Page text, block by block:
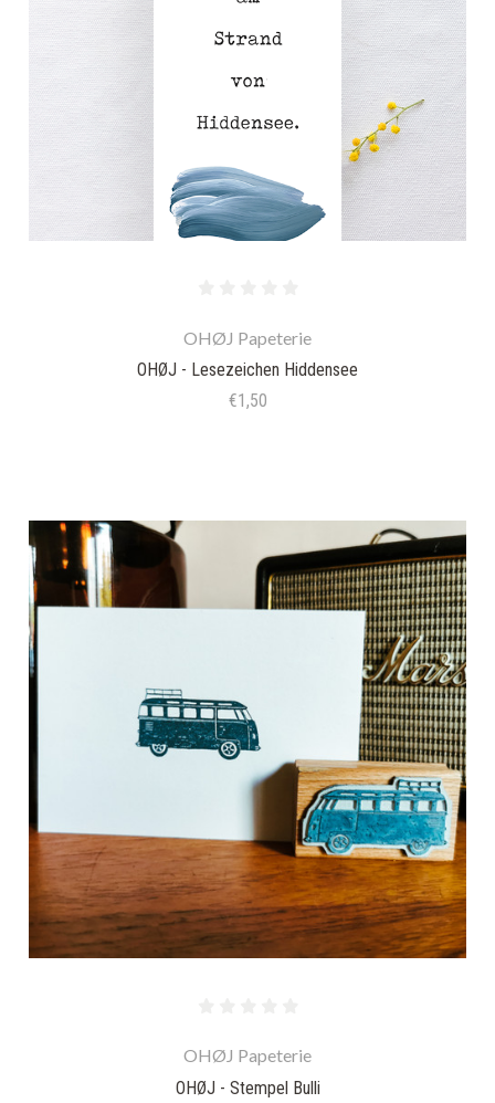
OHØJ Papeterie
OHØJ - Lesezeichen Hiddensee
€1,50
OHØJ Papeterie
OHØJ - Stempel Bulli